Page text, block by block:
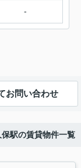
-
お問い合わせ
駅の賃貸物件一覧